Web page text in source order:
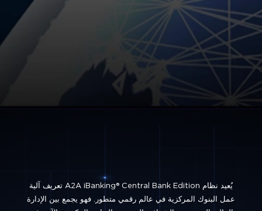
يُعيد نظام A2A iBanking® Central Bank Edition تعريف آلية
عمل البنوك المركزية في عالم رقمي متطور. فهو يجمع بين الإدارة